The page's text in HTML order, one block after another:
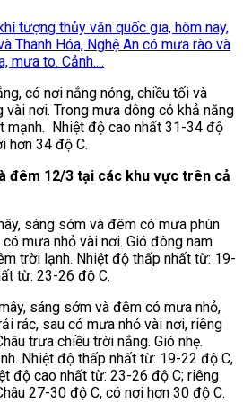
tượng thủy văn quốc gia, hôm nay,
Thanh Hóa, Nghệ An có mưa rào và
mưa to. Cảnh....
có nơi nắng nóng, chiều tối và
nơi. Trong mưa dông có khả năng
mạnh. Nhiệt độ cao nhất 31-34 độ
hơn 34 độ C.
đêm 12/3 tại các khu vực trên cả
sáng sớm và đêm có mưa phùn
mưa nhỏ vài nơi. Gió đông nam
trời lạnh. Nhiệt độ thấp nhất từ: 19-
từ: 23-26 độ C.
sáng sớm và đêm có mưa nhỏ,
rác, sau có mưa nhỏ vài nơi, riêng
trưa chiều trời nắng. Gió nhẹ.
Nhiệt độ thấp nhất từ: 19-22 độ C,
độ cao nhất từ: 23-26 độ C; riêng
27-30 độ C, có nơi hơn 30 độ C.